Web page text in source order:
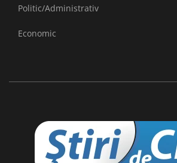
Politic/Administrativ
Economic